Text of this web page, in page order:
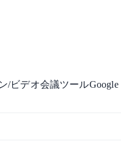
/ビデオ会議ツールGoogle